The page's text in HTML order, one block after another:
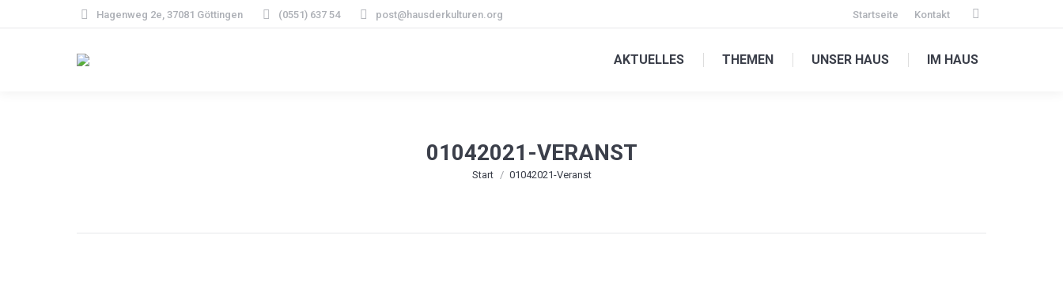
Hagenweg 2e, 37081 Göttingen (0551) 637 54 post@hausderkulturen.org Startseite Kontakt
Facebook
opens
AKTUELLES THEMEN UNSER HAUS IM HAUS
01042021-VERANST
Sie befinden sich hier:
Start 01042021-Veranst